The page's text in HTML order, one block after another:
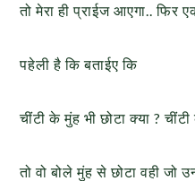
तो मेरा ही प्राईज आएगा.. फिर
पहेली है कि बताईए कि
चींटी के मुंह भी छोटा क्या ?
तो वो बोले मुंह से छोटा वही